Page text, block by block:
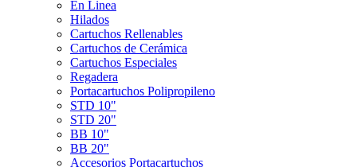
En Linea
Hilados
Cartuchos Rellenables
Cartuchos de Cerámica
Cartuchos Especiales
Regadera
Portacartuchos Polipropileno
STD 10"
STD 20"
BB 10"
BB 20"
Accesorios Portacartuchos